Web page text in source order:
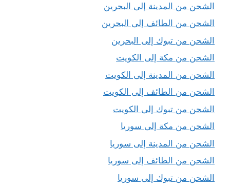
الشحن من المدينة إلى البحرين
الشحن من الطائف إلى البحرين
الشحن من تبوك إلى البحرين
الشحن من مكة إلى الكويت
الشحن من المدينة إلى الكويت
الشحن من الطائف إلى الكويت
الشحن من تبوك إلى الكويت
الشحن من مكة إلى سوريا
الشحن من المدينة إلى سوريا
الشحن من الطائف إلى سوريا
الشحن من تبوك إلى سوريا